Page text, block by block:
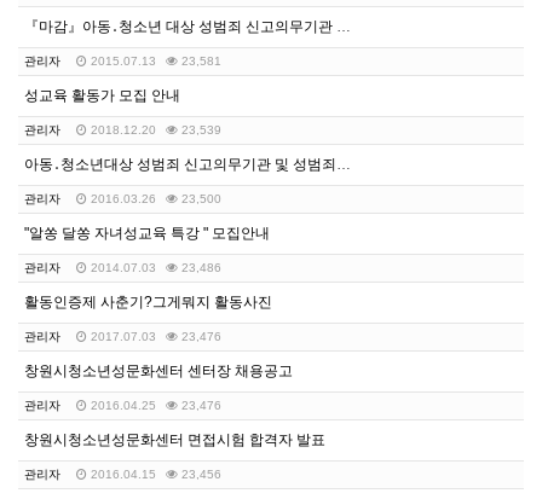
『마감』아동․청소년 대상 성범죄 신고의무기관 및 성범죄…
관리자 2015.07.13 23,581
성교육 활동가 모집 안내
관리자 2018.12.20 23,539
아동․청소년대상 성범죄 신고의무기관 및 성범죄자 취업제…
관리자 2016.03.26 23,500
"알쏭 달쏭 자녀성교육 특강 " 모집안내
관리자 2014.07.03 23,486
활동인증제 사춘기?그게뭐지 활동사진
관리자 2017.07.03 23,476
창원시청소년성문화센터 센터장 채용공고
관리자 2016.04.25 23,476
창원시청소년성문화센터 면접시험 합격자 발표
관리자 2016.04.15 23,456